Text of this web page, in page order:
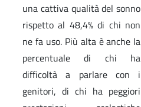
una cattiva qualità del sonno
rispetto al 48,4% di chi non
ne fa uso. Più alta è anche la
percentuale di chi ha
difficoltà a parlare con i
genitori, di chi ha peggiori